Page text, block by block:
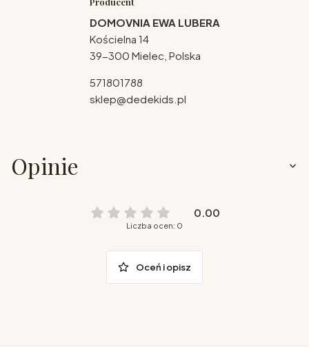
DOMOVNIA EWA LUBERA
Kościelna 14
39-300 Mielec, Polska
571801788
sklep@dedekids.pl
Opinie
0.00
Liczba ocen: 0
Oceń i opisz